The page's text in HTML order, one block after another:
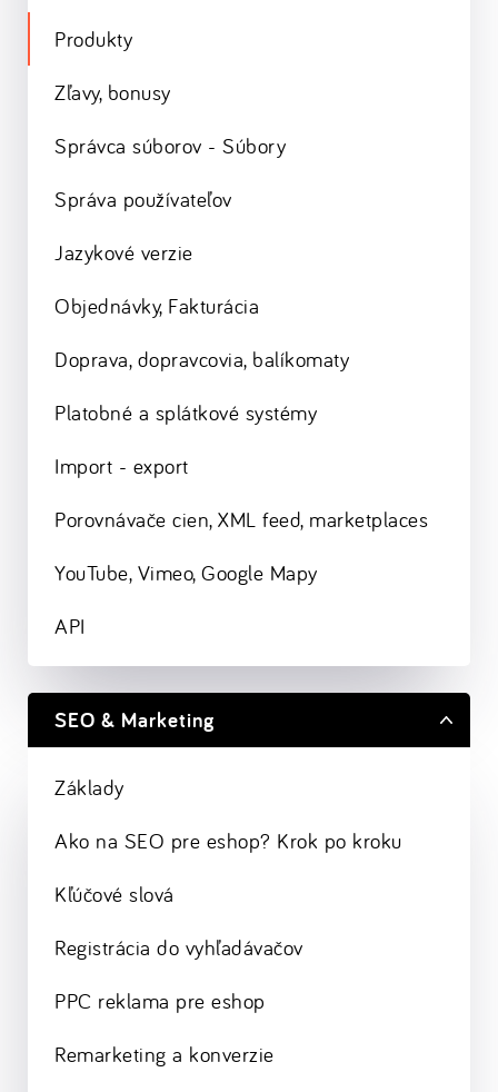
Produkty
Zľavy, bonusy
Správca súborov - Súbory
Správa používateľov
Jazykové verzie
Objednávky, Fakturácia
Doprava, dopravcovia, balíkomaty
Platobné a splátkové systémy
Import - export
Porovnávače cien, XML feed, marketplaces
YouTube, Vimeo, Google Mapy
API
SEO & Marketing
Základy
Ako na SEO pre eshop? Krok po kroku
Kľúčové slová
Registrácia do vyhľadávačov
PPC reklama pre eshop
Remarketing a konverzie